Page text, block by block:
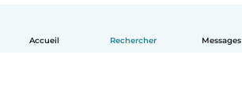
Accueil Rechercher Messages